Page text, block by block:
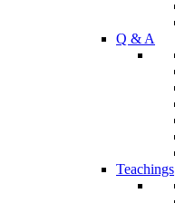
Q & A
Teachings